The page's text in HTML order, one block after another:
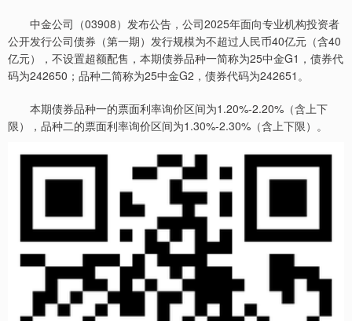
中金公司（03908）发布公告，公司2025年面向专业机构投资者
公开发行公司债券（第一期）发行规模为不超过人民币40亿元（含40
亿元），不设置超额配售，本期债券品种一简称为25中金G1，债券代
码为242650；品种二简称为25中金G2，债券代码为242651。
本期债券品种一的票面利率询价区间为1.20%-2.20%（含上下
限），品种二的票面利率询价区间为1.30%-2.30%（含上下限）。